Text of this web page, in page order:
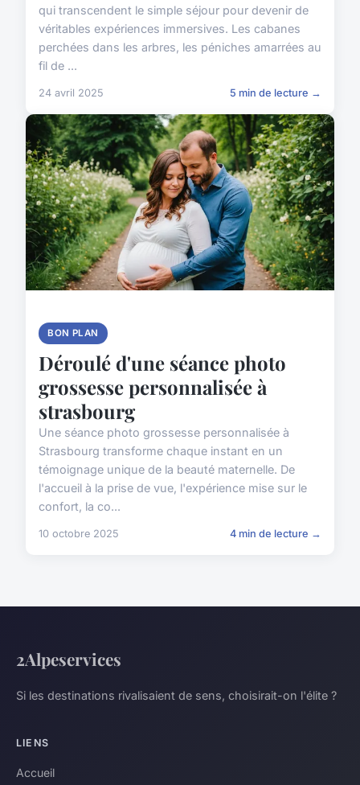
qui transcendent le simple séjour pour devenir de
véritables expériences immersives. Les cabanes
perchées dans les arbres, les péniches amarrées au
fil de ...
24 avril 2025 5 min de lecture →
BON PLAN
Déroulé d'une séance photo
grossesse personnalisée à
strasbourg
Une séance photo grossesse personnalisée à
Strasbourg transforme chaque instant en un
témoignage unique de la beauté maternelle. De
l'accueil à la prise de vue, l'expérience mise sur le
confort, la co...
10 octobre 2025 4 min de lecture →
2Alpeservices
Si les destinations rivalisaient de sens, choisirait-on l'élite ?
LIENS
Accueil